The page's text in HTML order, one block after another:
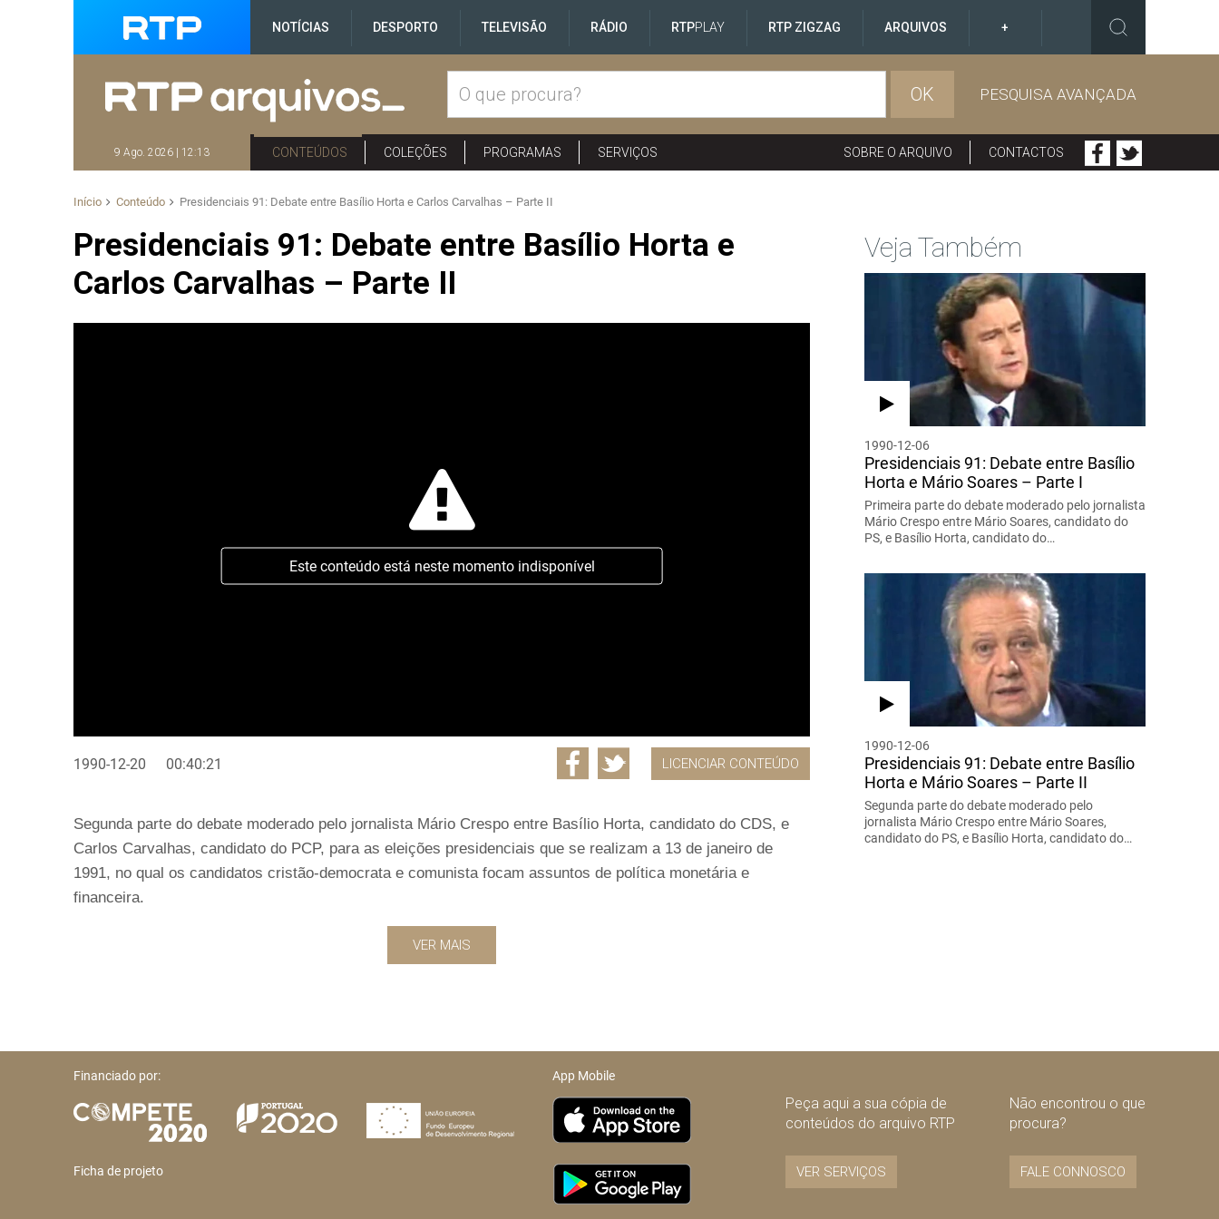
NOTÍCIAS DESPORTO TELEVISÃO RÁDIO RTPPLAY RTP ZIGZAG ARQUIVOS +
OK PESQUISA AVANÇADA
9 Ago. 2026 | 12:13 CONTEÚDOS COLEÇÕES PROGRAMAS SERVIÇOS SOBRE O ARQUIVO CONTACTOS
Início Conteúdo Presidenciais 91: Debate entre Basílio Horta e Carlos Carvalhas – Parte II
Presidenciais 91: Debate entre Basílio Horta e
Carlos Carvalhas – Parte II
Este conteúdo está neste momento indisponível
1990-12-20 00:40:21 LICENCIAR CONTEÚDO
Segunda parte do debate moderado pelo jornalista Mário Crespo entre Basílio Horta, candidato do CDS, e
Carlos Carvalhas, candidato do PCP, para as eleições presidenciais que se realizam a 13 de janeiro de
1991, no qual os candidatos cristão-democrata e comunista focam assuntos de política monetária e
financeira.
VER MAIS
Veja Também
1990-12-06
Presidenciais 91: Debate entre Basílio
Horta e Mário Soares – Parte I
Primeira parte do debate moderado pelo jornalista
Mário Crespo entre Mário Soares, candidato do
PS, e Basílio Horta, candidato do…
1990-12-06
Presidenciais 91: Debate entre Basílio
Horta e Mário Soares – Parte II
Segunda parte do debate moderado pelo
jornalista Mário Crespo entre Mário Soares,
candidato do PS, e Basílio Horta, candidato do…
Financiado por:
Ficha de projeto
App Mobile
Peça aqui a sua cópia de
conteúdos do arquivo RTP
VER SERVIÇOS
Não encontrou o que
procura?
FALE CONNOSCO